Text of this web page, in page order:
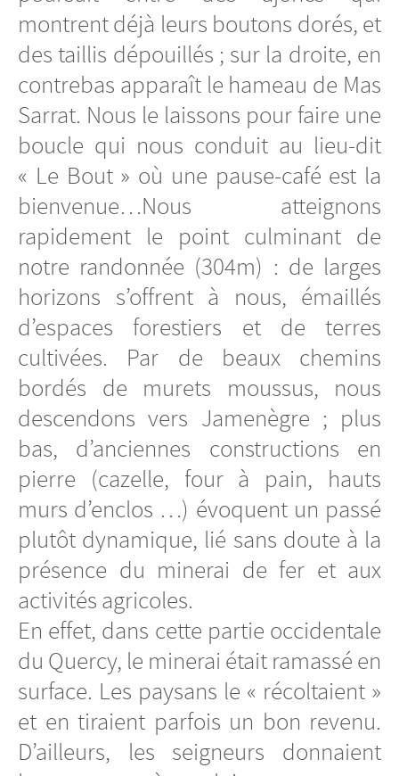
montrent déjà leurs boutons dorés, et
des taillis dépouillés ; sur la droite, en
contrebas apparaît le hameau de Mas
Sarrat. Nous le laissons pour faire une
boucle qui nous conduit au lieu-dit
« Le Bout » où une pause-café est la
bienvenue…Nous atteignons
rapidement le point culminant de
notre randonnée (304m) : de larges
horizons s’offrent à nous, émaillés
d’espaces forestiers et de terres
cultivées. Par de beaux chemins
bordés de murets moussus, nous
descendons vers Jamenègre ; plus
bas, d’anciennes constructions en
pierre (cazelle, four à pain, hauts
murs d’enclos …) évoquent un passé
plutôt dynamique, lié sans doute à la
présence du minerai de fer et aux
activités agricoles.
En effet, dans cette partie occidentale
du Quercy, le minerai était ramassé en
surface. Les paysans le « récoltaient »
et en tiraient parfois un bon revenu.
D’ailleurs, les seigneurs donnaient